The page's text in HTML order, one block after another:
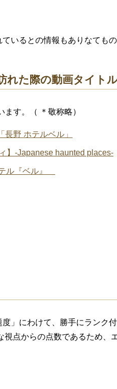
いるとの情報もありなてもの
れた際の動画タイト
ます。（ ＊敬称略）
野 ホテルベル」
】-Japanese haunted places-
ル『ベル』
」にわけて、勝手にランク付
視点からの点数であるため、